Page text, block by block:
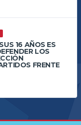
16 AÑOS ES
LOS
FRENTE